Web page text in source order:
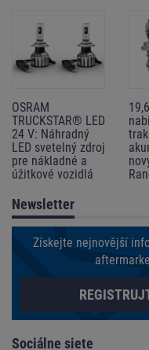
OSRAM
TRUCKSTAR® LED
24 V: Náhradný
LED svetelný zdroj
pre nákladné a
úžitkové vozidlá
Newsletter
Získejte nejnovější
Sociálne siete